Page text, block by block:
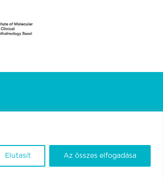
Elutasít Az összes elfogadása